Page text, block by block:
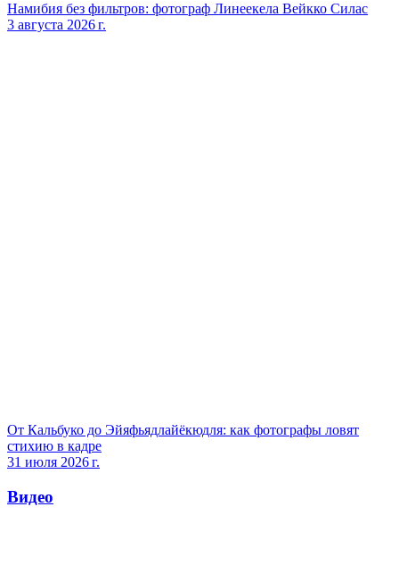
Намибия без фильтров: фотограф Линеекела Вейкко Силас
3 августа 2026 г.
От Кальбуко до Эйяфьядлайёкюдля: как фотографы ловят
стихию в кадре
31 июля 2026 г.
Видео